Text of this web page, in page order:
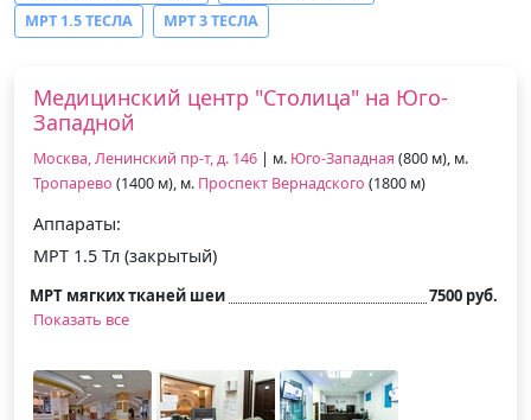
МРТ 1.5 ТЕСЛА
МРТ 3 ТЕСЛА
Медицинский центр "Столица" на Юго-
Западной
Москва, Ленинский пр-т, д. 146 | м. Юго-Западная (800 м), м.
Тропарево (1400 м), м. Проспект Вернадского (1800 м)
Аппараты:
МРТ 1.5 Тл (закрытый)
МРТ мягких тканей шеи
7500 руб.
Показать все